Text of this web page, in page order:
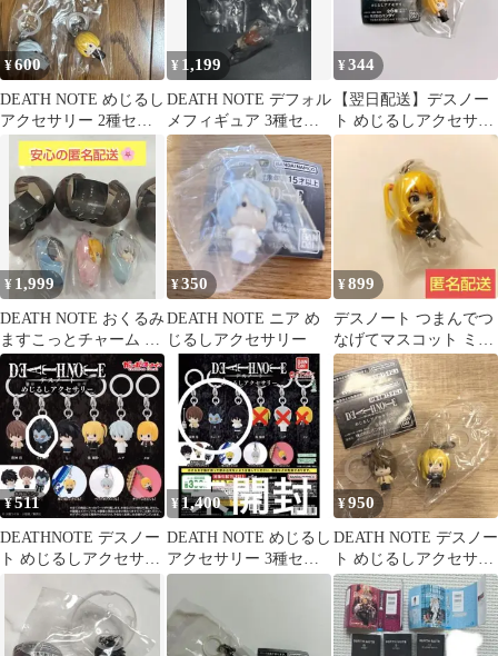
¥600
DEATH NOTE めじるし
アクセサリー 2種セッ
¥ 1,199
DEATH NOTE デフォル
メフィギュア 3種セッ
ト
¥344
【翌日配送】デスノー
ト めじるしアクセサリ
ー メロ
¥ 1,999
DEATH NOTE おくるみ
ますこっとチャーム 3
種
¥350
DEATH NOTE ニア め
じるしアクセサリー
¥899
デスノート つまんでつ
なげてマスコット ミサ
ミサ 弥海砂 カニカン
ver.
¥511
DEATHNOTE デスノー
ト めじるしアクセサリ
¥1,400
DEATH NOTE めじるし
アクセサリー 3種セッ
ト
¥950
DEATH NOTE デスノー
ト めじるしアクセサリ
ー 夜神月 弥海砂